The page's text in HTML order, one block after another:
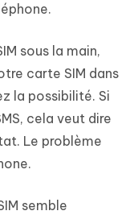
sous la main,
carte SIM dans
la possibilité. Si
cela veut dire
Le problème
semble